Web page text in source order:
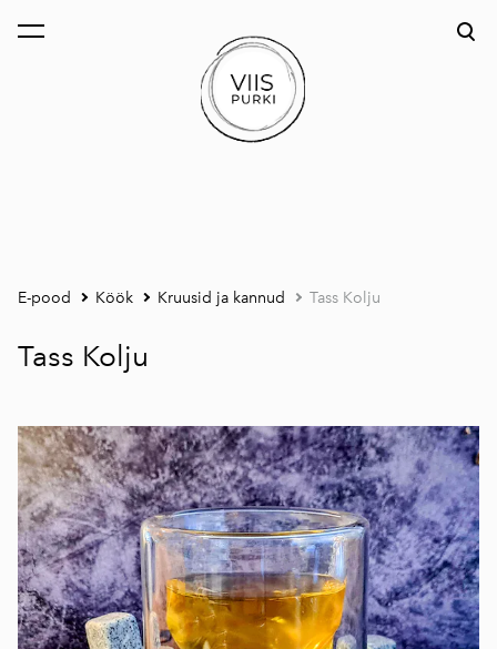
lisati ostukorvi. Vaata ostukorvi
E-pood Köök Kruusid ja kannud Tass Kolju
Tass Kolju